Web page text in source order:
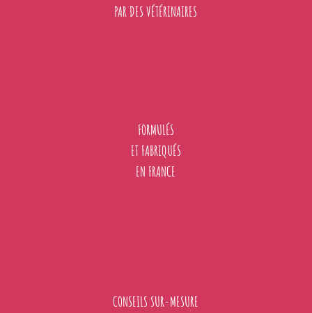
PAR DES VÉTÉRINAIRES
FORMULÉS
ET FABRIQUÉS
EN FRANCE
CONSEILS SUR-MESURE